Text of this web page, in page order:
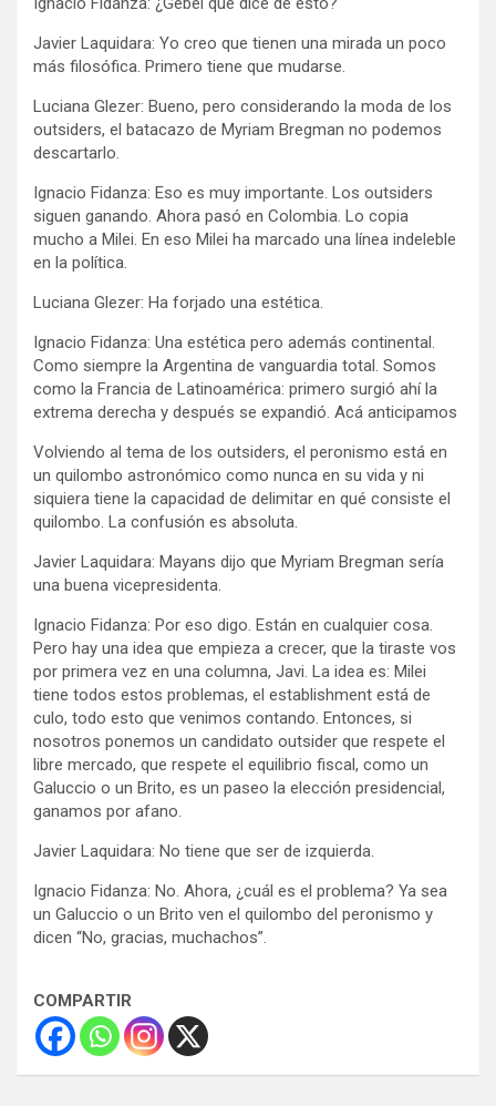
Javier Laquidara: Yo creo que tienen una mirada un poco
más filosófica. Primero tiene que mudarse.
Luciana Glezer: Bueno, pero considerando la moda de los
outsiders, el batacazo de Myriam Bregman no podemos
descartarlo.
Ignacio Fidanza: Eso es muy importante. Los outsiders
siguen ganando. Ahora pasó en Colombia. Lo copia
mucho a Milei. En eso Milei ha marcado una línea indeleble
en la política.
Luciana Glezer: Ha forjado una estética.
Ignacio Fidanza: Una estética pero además continental.
Como siempre la Argentina de vanguardia total. Somos
como la Francia de Latinoamérica: primero surgió ahí la
extrema derecha y después se expandió. Acá anticipamos
Volviendo al tema de los outsiders, el peronismo está en
un quilombo astronómico como nunca en su vida y ni
siquiera tiene la capacidad de delimitar en qué consiste el
quilombo. La confusión es absoluta.
Javier Laquidara: Mayans dijo que Myriam Bregman sería
una buena vicepresidenta.
Ignacio Fidanza: Por eso digo. Están en cualquier cosa.
Pero hay una idea que empieza a crecer, que la tiraste vos
por primera vez en una columna, Javi. La idea es: Milei
tiene todos estos problemas, el establishment está de
culo, todo esto que venimos contando. Entonces, si
nosotros ponemos un candidato outsider que respete el
libre mercado, que respete el equilibrio fiscal, como un
Galuccio o un Brito, es un paseo la elección presidencial,
ganamos por afano.
Javier Laquidara: No tiene que ser de izquierda.
Ignacio Fidanza: No. Ahora, ¿cuál es el problema? Ya sea
un Galuccio o un Brito ven el quilombo del peronismo y
dicen “No, gracias, muchachos”.
COMPARTIR